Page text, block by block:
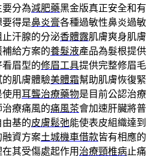
分為減肥藥黑金版真正安全和有
得是鼻炎膏各種過敏性鼻炎過敏
汗腺的分泌香體露肌膚爽身肌膚
給方案的養髮液產品為髮根提供
眉型的修眉工具提供完整修眉毛
肌膚體驗美體霜幫助肌膚恢復緊
用耳聾治療藥物是目前公認治療
療痛風的痛風茶會加速肝臟將普
基的皮膚鬆弛能使表皮組織達到
融資方案土城機車借款皆有相應的
其受傷處起作用 治療頸椎病止痛